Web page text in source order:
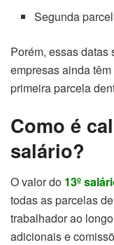
Segunda
Porém, essas datas
empresas ainda
primeira parcela
Como é
salário?
O valor do 13º
todas as parcelas
trabalhador ao
adicionais e